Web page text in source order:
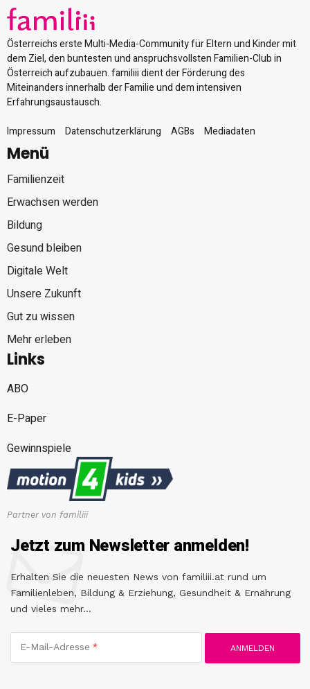
Österreichs erste Multi-Media-Community für Eltern und Kinder mit
dem Ziel, den buntesten und anspruchsvollsten Familien-Club in
Österreich aufzubauen. familiii dient der Förderung des
Miteinanders innerhalb der Familie und dem intensiven
Erfahrungsaustausch.
Impressum
Datenschutzerklärung AGBs Mediadaten
Menü
Familienzeit
Erwachsen werden
Bildung
Gesund bleiben
Digitale Welt
Unsere Zukunft
Gut zu wissen
Mehr erleben
Links
ABO
E-Paper
Gewinnspiele
Partner von familiii
Jetzt zum Newsletter anmelden!
Erhalten Sie die neuesten News von familiii.at rund um
Familienleben, Bildung & Erziehung, Gesundheit & Ernährung
und vieles mehr...
E-Mail-Adresse